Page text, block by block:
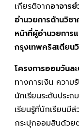
เกียรติจากอาจาร
อำนวยการด้านวิช
หน้าที่ผู้อำนวยการ
กรุงเทพคริสเตียน
โครงการออมวันล
ทางการเงิน ความ
นักเรียนระดับประ
เรียนรู้ที่นักเรียนมี
กระปุกออมสินด้วย